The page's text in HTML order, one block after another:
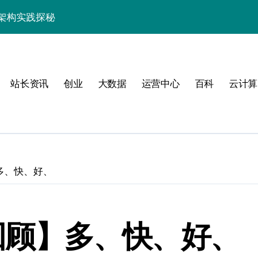
构实践探秘
效运维新生态
器性能跃升
站长资讯 创业 大数据 运营中心 百科 云计算
快、好、
】多、快、好、